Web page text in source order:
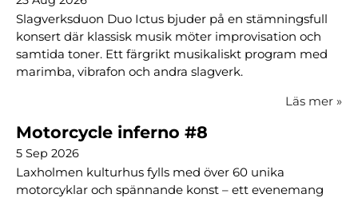
Slagverksduon Duo Ictus bjuder på en stämningsfull
konsert där klassisk musik möter improvisation och
samtida toner. Ett färgrikt musikaliskt program med
marimba, vibrafon och andra slagverk.
Läs mer »
Motorcycle inferno #8
5 Sep 2026
Laxholmen kulturhus fylls med över 60 unika
motorcyklar och spännande konst – ett evenemang